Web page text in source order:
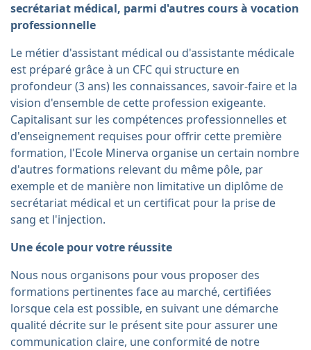
secrétariat médical, parmi d'autres cours à vocation
professionnelle
Le métier d'assistant médical ou d'assistante médicale
est préparé grâce à un CFC qui structure en
profondeur (3 ans) les connaissances, savoir-faire et la
vision d'ensemble de cette profession exigeante.
Capitalisant sur les compétences professionnelles et
d'enseignement requises pour offrir cette première
formation, l'Ecole Minerva organise un certain nombre
d'autres formations relevant du même pôle, par
exemple et de manière non limitative un diplôme de
secrétariat médical et un certificat pour la prise de
sang et l'injection.
Une école pour votre réussite
Nous nous organisons pour vous proposer des
formations pertinentes face au marché, certifiées
lorsque cela est possible, en suivant une démarche
qualité décrite sur le présent site pour assurer une
communication claire, une conformité de notre